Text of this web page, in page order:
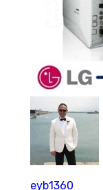
eyb1360